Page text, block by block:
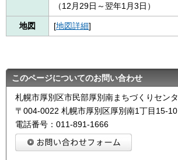
（12月29日～翌年1月3日）
地図 [地図詳細]
このページについてのお問い合わせ
札幌市厚別区市民部厚別南まちづくりセン
〒004-0022 札幌市厚別区厚別南1丁目15-10
電話番号：011-891-1666